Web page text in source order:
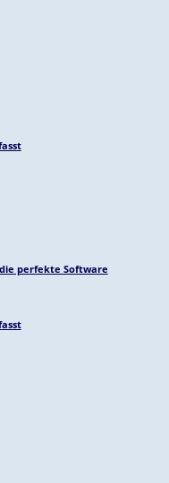
perfekte Software